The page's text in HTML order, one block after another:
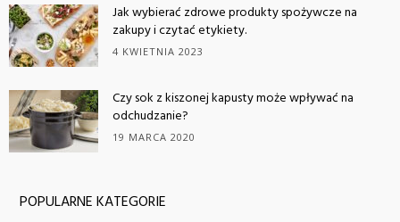
Jak wybierać zdrowe produkty spożywcze na
zakupy i czytać etykiety.
4 KWIETNIA 2023
Czy sok z kiszonej kapusty może wpływać na
odchudzanie?
19 MARCA 2020
POPULARNE KATEGORIE